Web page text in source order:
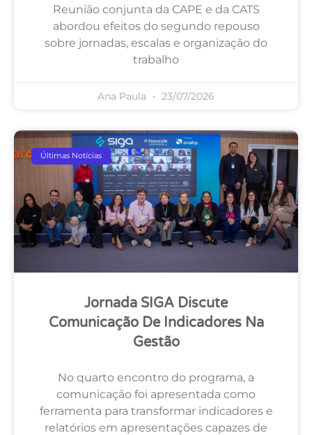
Reunião conjunta da CAPE e da CATS
abordou efeitos do segundo repouso
sobre jornadas, escalas e organização do
trabalho
Ana Paula 23/07/2026
Últimas Notícias
Jornada SIGA Discute
Comunicação De Indicadores Na
Gestão
No quarto encontro do programa, a
comunicação foi apresentada como
ferramenta para transformar indicadores e
relatórios em apresentações capazes de